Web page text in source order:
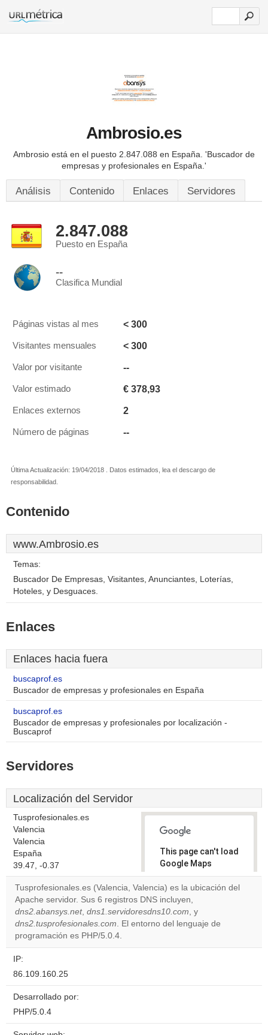
Ambrosio.es
Ambrosio está en el puesto 2.847.088 en España. 'Buscador de
empresas y profesionales en España.'
Análisis Contenido Enlaces Servidores
2.847.088
Puesto en España
--
Clasifica Mundial
Páginas vistas al mes < 300
Visitantes mensuales < 300
Valor por visitante --
Valor estimado € 378,93
Enlaces externos 2
Número de páginas --
Última Actualización: 19/04/2018 . Datos estimados, lea el descargo de
responsabilidad.
Contenido
www.Ambrosio.es
Temas:
Buscador De Empresas, Visitantes, Anunciantes, Loterías,
Hoteles, y Desguaces.
Enlaces
Enlaces hacia fuera
buscaprof.es
Buscador de empresas y profesionales en España
buscaprof.es
Buscador de empresas y profesionales por localización -
Buscaprof
Servidores
Localización del Servidor
Tusprofesionales.es
Valencia
Valencia
España
39.47, -0.37
This page can't load
Google Maps
correctly.
Do you
own this
website?
Tusprofesionales.es (Valencia, Valencia) es la ubicación del
Apache servidor. Sus 6 registros DNS incluyen,
dns2.abansys.net, dns1.servidoresdns10.com, y
dns2.tusprofesionales.com. El entorno del lenguaje de
programación es PHP/5.0.4.
IP:
86.109.160.25
Desarrollado por:
PHP/5.0.4